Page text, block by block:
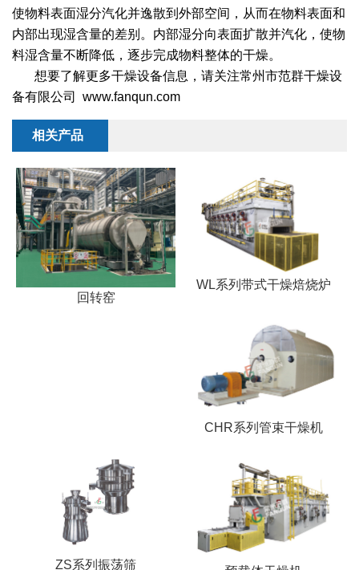
使物料表面湿分汽化并逸散到外部空间，从而在物料表面和
内部出现湿含量的差别。内部湿分向表面扩散并汽化，使物
料湿含量不断降低，逐步完成物料整体的干燥。
想要了解更多干燥设备信息，请关注常州市范群干燥设
备有限公司 www.fanqun.com
相关产品
回转窑
WL系列带式干燥焙烧炉
CHR系列管束干燥机
ZS系列振荡筛